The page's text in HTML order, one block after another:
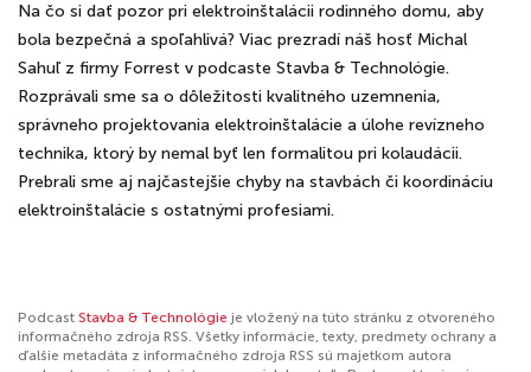
Na čo si dať pozor pri elektroinštalácii rodinného domu, aby
bola bezpečná a spoľahlivá? Viac prezradí náš hosť Michal
Sahuľ z firmy Forrest v podcaste Stavba & Technológie.
Rozprávali sme sa o dôležitosti kvalitného uzemnenia,
správneho projektovania elektroinštalácie a úlohe revízneho
technika, ktorý by nemal byť len formalitou pri kolaudácii.
Prebrali sme aj najčastejšie chyby na stavbách či koordináciu
elektroinštalácie s ostatnými profesiami.
Podcast Stavba & Technológie je vložený na túto stránku z otvoreného
informačného zdroja RSS. Všetky informácie, texty, predmety ochrany a
ďalšie metadáta z informačného zdroja RSS sú majetkom autora